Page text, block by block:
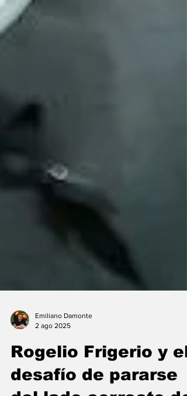
Rogelio Frigerio y el
desafío de pararse